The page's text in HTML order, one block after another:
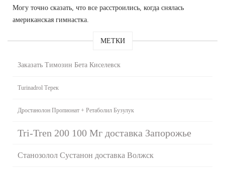
Могу точно сказать, что все расстроились, когда снялась
американская гимнастка.
МЕТКИ
Заказать Tимозин Бета Киселевск
Turinadrol Терек
Дростанолон Пропионат + Ретаболил Бузулук
Tri-Tren 200 100 Мг доставка Запорожье
Станозолол Сустанон доставка Волжск